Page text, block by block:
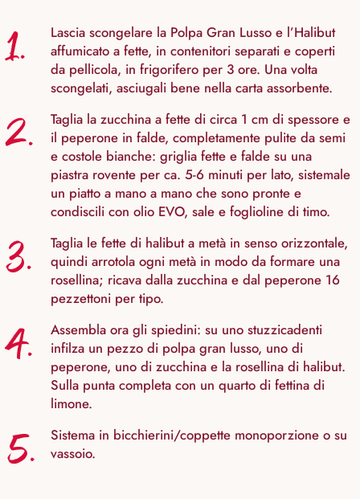
1.
Lascia scongelare la Polpa Gran Lusso e l’Halibut
affumicato a fette, in contenitori separati e coperti
da pellicola, in frigorifero per 3 ore. Una volta
scongelati, asciugali bene nella carta assorbente.
2.
Taglia la zucchina a fette di circa 1 cm di spessore e
il peperone in falde, completamente pulite da semi
e costole bianche: griglia fette e falde su una
piastra rovente per ca. 5-6 minuti per lato, sistemale
un piatto a mano a mano che sono pronte e
condiscili con olio EVO, sale e foglioline di timo.
3.
Taglia le fette di halibut a metà in senso orizzontale,
quindi arrotola ogni metà in modo da formare una
rosellina; ricava dalla zucchina e dal peperone 16
pezzettoni per tipo.
4.
Assembla ora gli spiedini: su uno stuzzicadenti
infilza un pezzo di polpa gran lusso, uno di
peperone, uno di zucchina e la rosellina di halibut.
Sulla punta completa con un quarto di fettina di
limone.
5.
Sistema in bicchierini/coppette monoporzione o su
vassoio.